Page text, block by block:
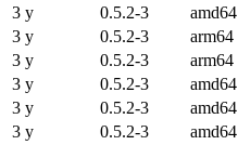
3 y
0.5.2-3 amd64
3 y
0.5.2-3 arm64
3 y
0.5.2-3 arm64
3 y
0.5.2-3 amd64
3 y
0.5.2-3 amd64
3 y
0.5.2-3 amd64